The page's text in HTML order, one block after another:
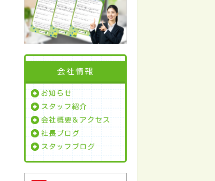
会社情報
お知らせ
スタッフ紹介
会社概要＆アクセス
社長ブログ
スタッフブログ